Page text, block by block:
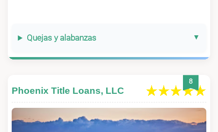
Quejas y alabanzas
8
Phoenix Title Loans, LLC